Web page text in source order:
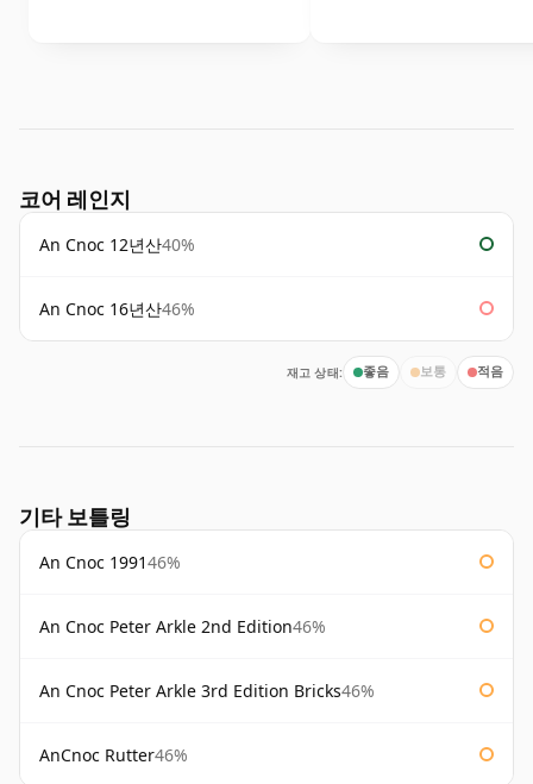
코어 레인지
An Cnoc 12년산40%
An Cnoc 16년산46%
재고 상태: 좋음 보통 적음
기타 보틀링
An Cnoc 199146%
An Cnoc Peter Arkle 2nd Edition46%
An Cnoc Peter Arkle 3rd Edition Bricks46%
AnCnoc Rutter46%